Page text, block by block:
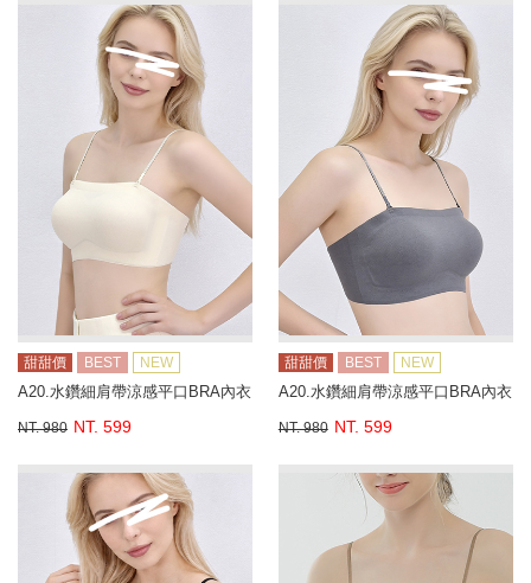
甜甜價 BEST NEW
A20.水鑽細肩帶涼感平口BRA內衣
NT. 980 NT. 599
甜甜價 BEST NEW
A20.水鑽細肩帶涼感平口BRA內衣
NT. 980 NT. 599